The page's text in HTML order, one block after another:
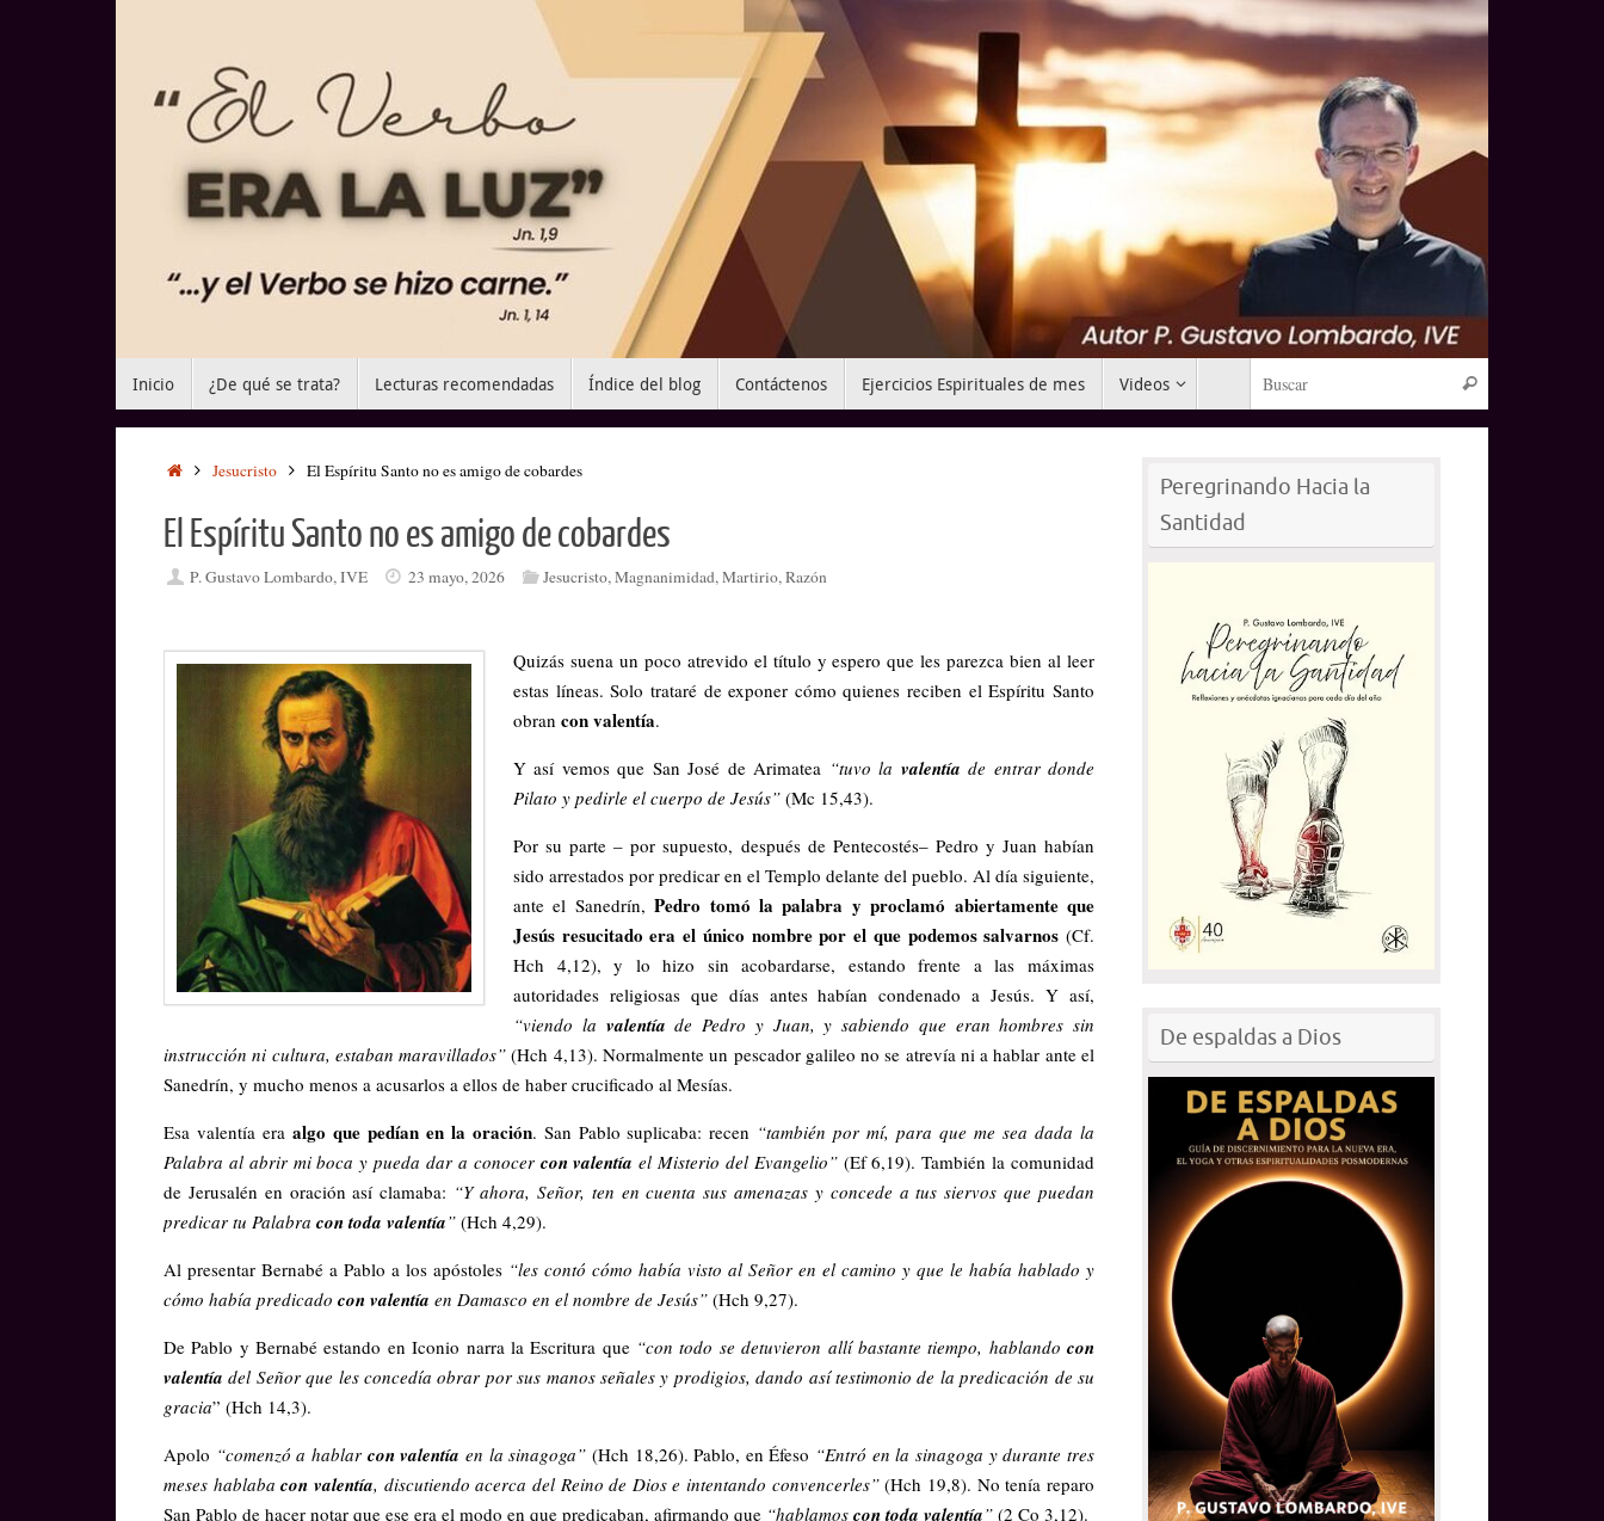
Inicio ¿De qué se trata? Lecturas recomendadas Índice del blog Contáctenos Ejercicios Espirituales de mes Videos Buscar
InicioJesucristo El Espíritu Santo no es amigo de cobardes
El Espíritu Santo no es amigo de cobardes
P. Gustavo Lombardo, IVE 23 mayo, 2026 Jesucristo,Magnanimidad,Martirio,Razón
Quizás suena un poco atrevido el título y espero que les parezca bien al leer
estas líneas. Solo trataré de exponer cómo quienes reciben el Espíritu Santo
obran con valentía.
Y así vemos que San José de Arimatea “tuvo la valentía de entrar donde
Pilato y pedirle el cuerpo de Jesús” (Mc 15,43).
Por su parte – por supuesto, después de Pentecostés– Pedro y Juan habían
sido arrestados por predicar en el Templo delante del pueblo. Al día siguiente,
ante el Sanedrín,Pedro tomó la palabra y proclamó abiertamente que
Jesús resucitado era el único nombre por el que podemos salvarnos (Cf.
Hch 4,12), y lo hizo sin acobardarse, estando frente a las máximas
autoridades religiosas que días antes habían condenado a Jesús. Y así,
“viendo la valentía de Pedro y Juan, y sabiendo que eran hombres sin
instrucción ni cultura, estaban maravillados”(Hch 4,13). Normalmente un pescador galileo no se atrevía ni a hablar ante el
Sanedrín, y mucho menos a acusarlos a ellos de haber crucificado al Mesías.
Esa valentía era algo que pedían en la oración. San Pablo suplicaba: recen “también por mí, para que me sea dada la
Palabra al abrir mi boca y pueda dar a conocer con valentía el Misterio del Evangelio”(Ef 6,19). También la comunidad
de Jerusalén en oración así clamaba: “Y ahora, Señor, ten en cuenta sus amenazas y concede a tus siervos que puedan
predicar tu Palabra con toda valentía” (Hch 4,29).
Al presentar Bernabé a Pablo a los apóstoles “les contó cómo había visto al Señor en el camino y que le había hablado y
cómo había predicado con valentía en Damasco en el nombre de Jesús” (Hch 9,27).
De Pablo y Bernabé estando en Iconio narra la Escritura que “con todo se detuvieron allí bastante tiempo, hablandocon
valentía del Señor que les concedía obrar por sus manos señales y prodigios, dando así testimonio de la predicación de su
gracia” (Hch 14,3).
Apolo “comenzó a hablar con valentía en la sinagoga” (Hch 18,26). Pablo, en Éfeso “Entró en la sinagoga y durante tres
meses hablabacon valentía, discutiendo acerca del Reino de Dios e intentando convencerles”(Hch 19,8). No tenía reparo
San Pablo de hacer notar que ese era el modo en que predicaban, afirmando que “hablamos con toda valentía” (2 Co 3,12).
Peregrinando Hacia la
Santidad
De espaldas a Dios